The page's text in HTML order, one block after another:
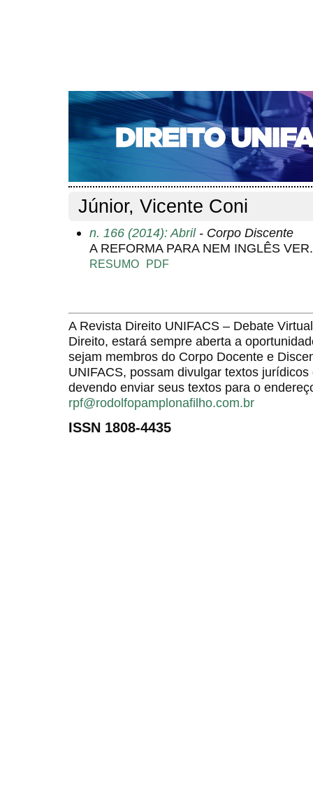
CAPA SOBRE ACESSO CADASTRO
NOTÍCIAS
EDIÇÕES DE Nº 1 A 100 WEBMAIL
Capa>Pesquisa> Perfil do autor
Perfil do autor
Júnior, Vicente Coni
n. 166 (2014): Abril- Corpo Discente
A REFORMA PARA NEM INGLÊS VER.
RESUMO PDF
A Revista Direito UNIFACS – Debate
Direito, estará sempre aberta a
sejam membros do Corpo Docente e
UNIFACS, possam divulgar textos
devendo enviar seus textos para o
rpf@rodolfopamplonafilho.com.br
ISSN 1808-4435